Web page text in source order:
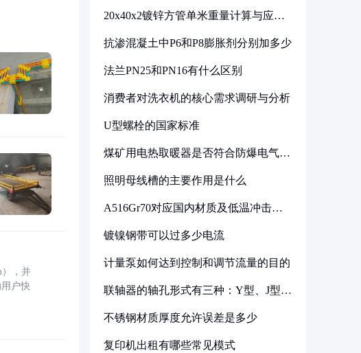
），并
户快
20x40x2镀锌方管单米重量计算与应用
抗渗混凝土中P6和P8膨胀剂分别加多少
法兰PN25和PN16有什么区别
消费者对洗衣机的核心需求调研与分析
U型螺栓的国家标准
煤矿用电热取暖器是否符合防爆电气设
照明母线槽的主要作用是什么
A516Gr70对应国内材质及低温冲击要
镀镍钢带可以过多少电流
计量泵如何达到控制和调节流量的目的
联轴器的轴孔形式有三种：Y型、J型、
不锈钢材质厚度允许误差是多少
复印机出租有哪些常见模式